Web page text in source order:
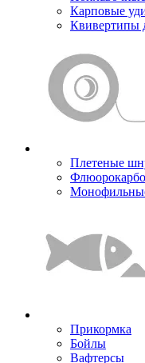
Карповые
Квивертипы
Плетеные
Прикормка
Бойлы
Вафтерсы